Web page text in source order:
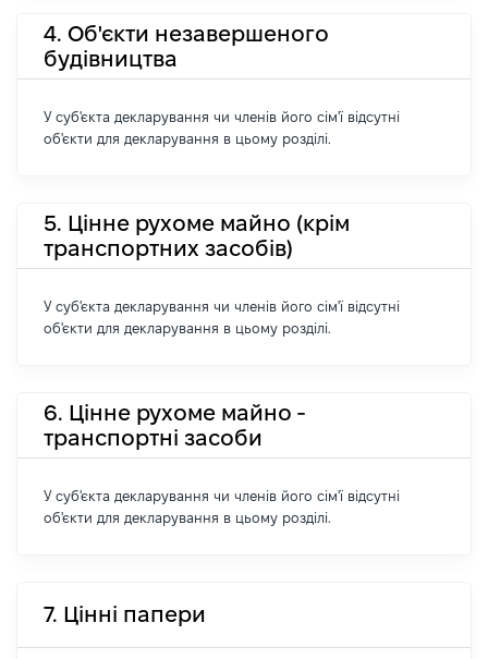
4. Об'єкти незавершеного
будівництва
У суб'єкта декларування чи членів його сім'ї відсутні
об'єкти для декларування в цьому розділі.
5. Цінне рухоме майно (крім
транспортних засобів)
У суб'єкта декларування чи членів його сім'ї відсутні
об'єкти для декларування в цьому розділі.
6. Цінне рухоме майно -
транспортні засоби
У суб'єкта декларування чи членів його сім'ї відсутні
об'єкти для декларування в цьому розділі.
7. Цінні папери